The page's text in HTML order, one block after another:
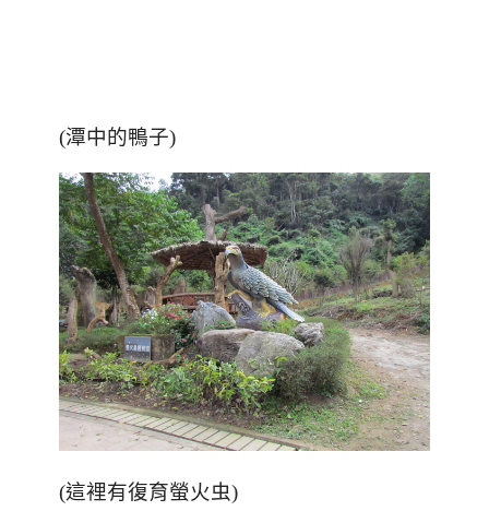
(潭中的鴨子)
(這裡有復育螢火虫)